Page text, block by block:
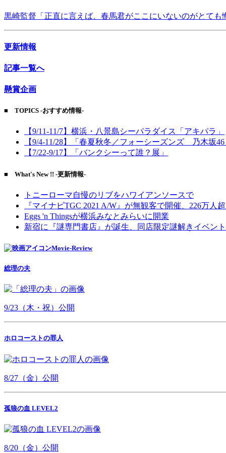
黒崎監督「正直に言えば、春馬君がここにいないのがとても
更新情報
記事一覧へ
懸賞企画
■ TOPICS -おすすめ情報-
【9/11-11/7】横浜・八景島シーパラダイス「アキパラ」
【9/4-11/28】「春夏秋冬／フォーシーズンズ 乃木坂46
【7/22-9/17】「バンクシーって誰？展」
■ What's New !! -更新情報-
トニーローマ自慢のリブをハワイアンソースで
『マイナビTGC 2021 A/W』が無観客で開催、226万人
Eggs 'n Thingsが横浜みなとみらいに開業
新宿に『謎専門書店』が誕生、同店限定謎解きイベン
Movie-Review
総理の夫
9/23（木・祝）公開
ホロコーストの罪人
8/27（金）公開
孤狼の血 LEVEL2
8/20（金）公開